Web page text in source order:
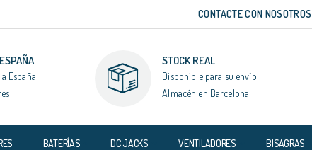
CONTACTE CON NOSOTROS
España
STOCK REAL
Disponible para su envío
Almacén en Barcelona
BATERÍAS DC JACKS VENTILADORES BISAGRAS